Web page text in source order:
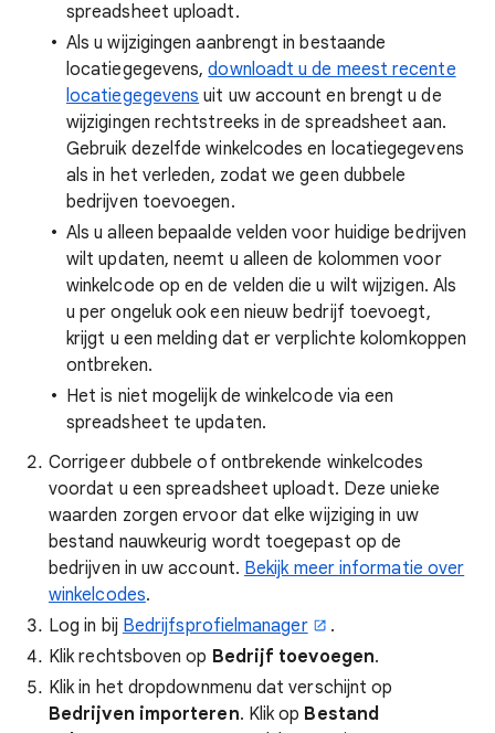
spreadsheet uploadt.
Als u wijzigingen aanbrengt in bestaande
locatiegegevens,downloadt u de meest recente
locatiegegevens uit uw account en brengt u de
wijzigingen rechtstreeks in de spreadsheet aan.
Gebruik dezelfde winkelcodes en locatiegegevens
als in het verleden, zodat we geen dubbele
bedrijven toevoegen.
Als u alleen bepaalde velden voor huidige bedrijven
wilt updaten, neemt u alleen de kolommen voor
winkelcode op en de velden die u wilt wijzigen. Als
u per ongeluk ook een nieuw bedrijf toevoegt,
krijgt u een melding dat er verplichte kolomkoppen
ontbreken.
Het is niet mogelijk de winkelcode via een
spreadsheet te updaten.
Corrigeer dubbele of ontbrekende winkelcodes
voordat u een spreadsheet uploadt. Deze unieke
waarden zorgen ervoor dat elke wijziging in uw
bestand nauwkeurig wordt toegepast op de
bedrijven in uw account. Bekijk meer informatie over
winkelcodes.
Log in bij Bedrijfsprofielmanager
.
Klik rechtsboven op Bedrijf toevoegen.
Klik in het dropdownmenu dat verschijnt op
Bedrijven importeren. Klik op Bestand